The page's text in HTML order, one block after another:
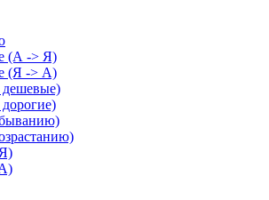
(А -> Я)
(Я -> А)
дешевые)